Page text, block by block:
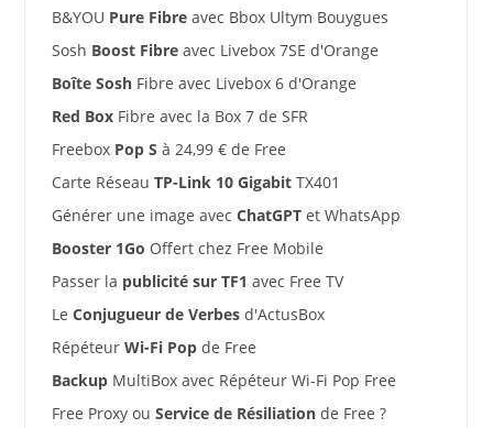
B&YOU Pure Fibreavec Bbox Ultym Bouygues
Sosh Boost Fibreavec Livebox 7SE d'Orange
Boîte SoshFibre avec Livebox 6 d'Orange
Red BoxFibre avec la Box 7 de SFR
Freebox Pop S à 24,99 € de Free
Carte Réseau TP-Link 10 GigabitTX401
Générer une image avec ChatGPTet WhatsApp
Booster 1Go Offert chez Free Mobile
Passer la publicité sur TF1 avec Free TV
Le Conjugueur de Verbesd'ActusBox
Répéteur Wi-Fi Popde Free
BackupMultiBox avec Répéteur Wi-Fi Pop Free
Free Proxy ou Service de Résiliationde Free ?